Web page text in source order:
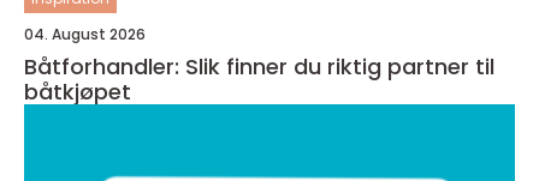
04. August 2026
Båtforhandler: Slik finner du riktig partner til
båtkjøpet